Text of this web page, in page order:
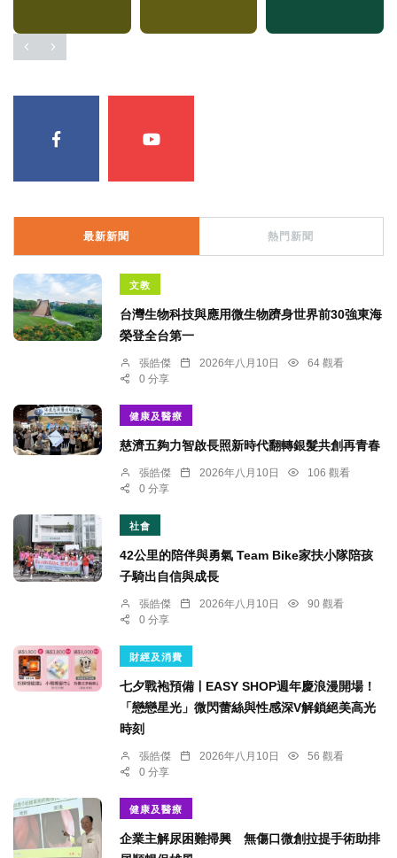
最新新聞 熱門新聞
文教
台灣生物科技與應用微生物躋身世界前30強東海
榮登全台第一
張皓傑 2026年八月10日
64 觀看
0 分享
健康及醫療
慈濟五夠力智啟長照新時代翻轉銀髮共創再青春
張皓傑 2026年八月10日
106 觀看
0 分享
社會
42公里的陪伴與勇氣 Team Bike家扶小隊陪孩
子騎出自信與成長
張皓傑 2026年八月10日
90 觀看
0 分享
財經及消費
七夕戰袍預備ￜEASY SHOP週年慶浪漫開場！
「戀戀星光」微閃蕾絲與性感深V解鎖絕美高光
時刻
張皓傑 2026年八月10日
56 觀看
0 分享
健康及醫療
企業主解尿困難掃興 無傷口微創拉提手術助排